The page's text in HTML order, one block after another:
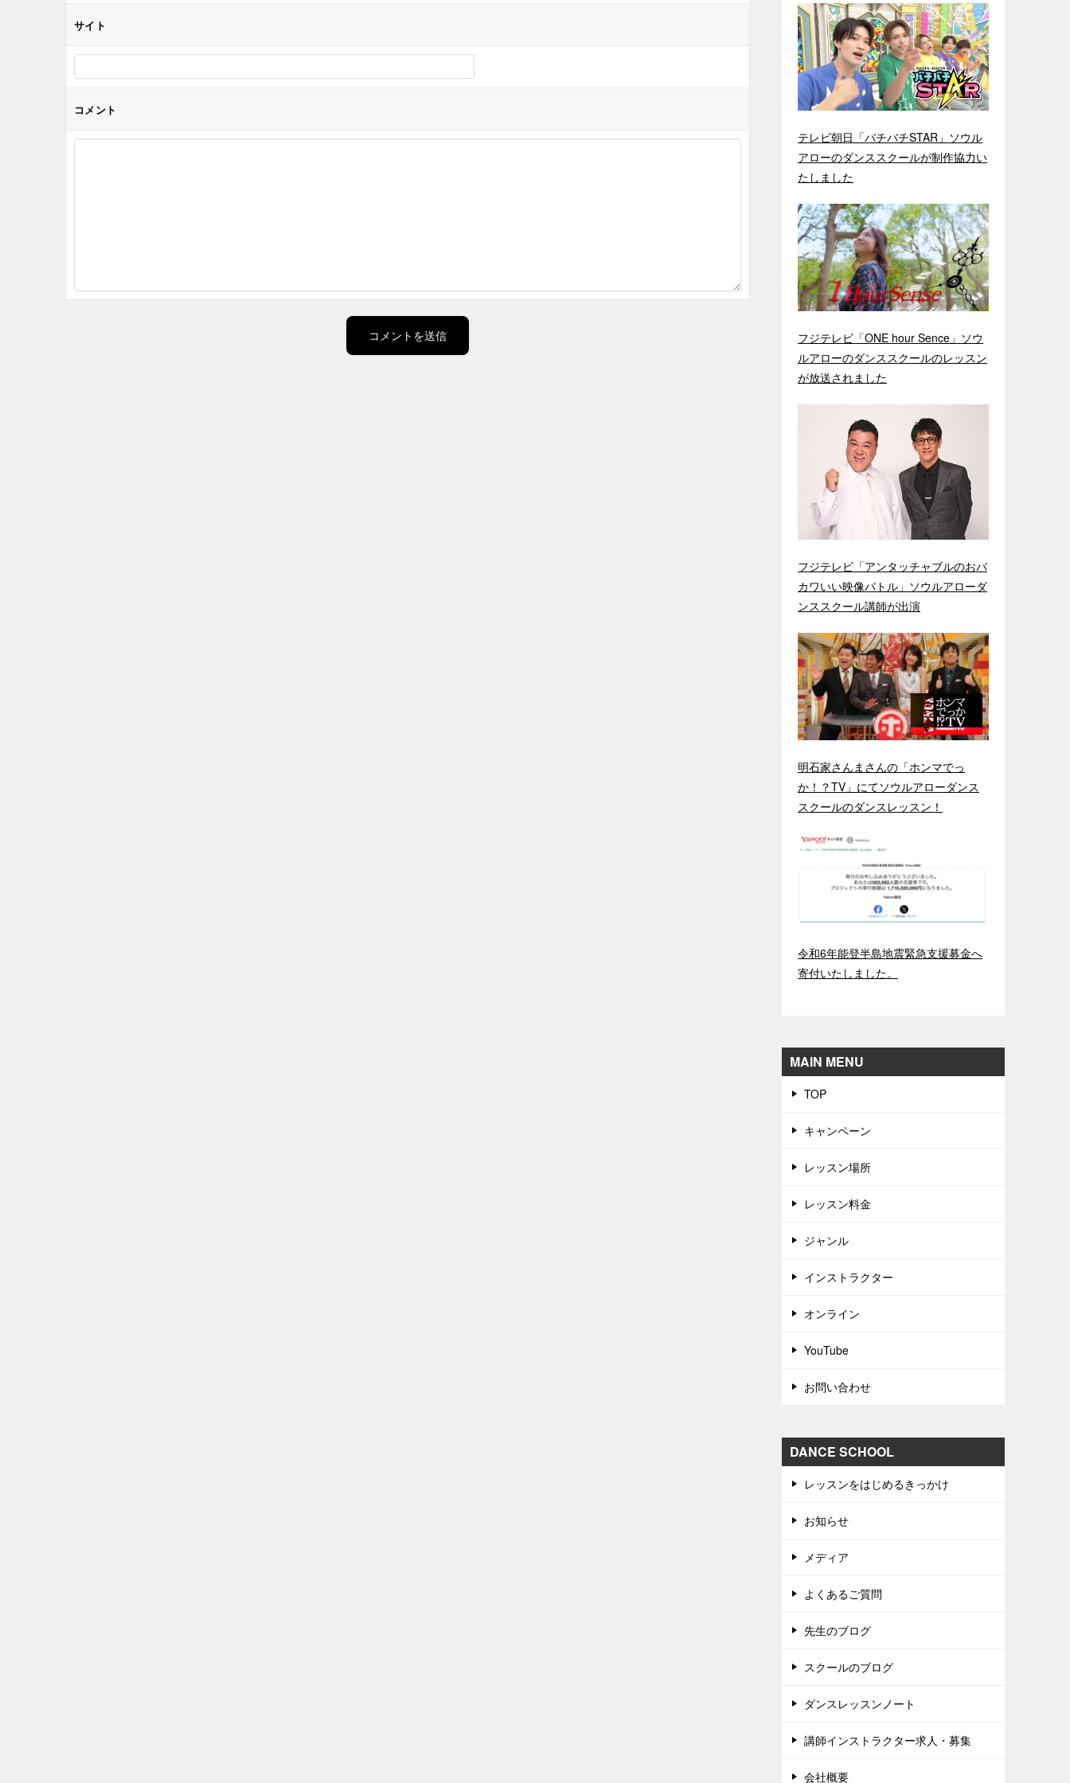
サイト
コメント
テレビ朝日「バチバチSTAR」ソウル
アローのダンススクールが制作協力い
たしました
フジテレビ「ONE hour Sence」ソウ
ルアローのダンススクールのレッスン
が放送されました
フジテレビ「アンタッチャブルのおバ
カワいい映像バトル」ソウルアローダ
ンススクール講師が出演
明石家さんまさんの「ホンマでっ
か！？TV」にてソウルアローダンス
スクールのダンスレッスン！
令和6年能登半島地震緊急支援募金へ
寄付いたしました。
MAIN MENU
TOP
キャンペーン
レッスン場所
レッスン料金
ジャンル
インストラクター
オンライン
YouTube
お問い合わせ
DANCE SCHOOL
レッスンをはじめるきっかけ
お知らせ
メディア
よくあるご質問
先生のブログ
スクールのブログ
ダンスレッスンノート
講師インストラクター求人・募集
会社概要